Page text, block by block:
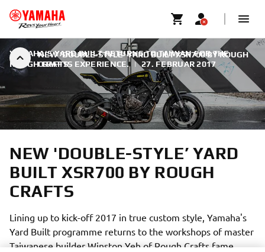
NEW 'DOUBLE-STYLE’ YARD BUILT XSR700 BY ROUGH
CRAFTS
YAMAHA'S YARD BUILT RETURNS TO TAIWAN FOR THE
ROUGH CRAFTS EXPERIENCE. | 27. FEBRUAR 2017
NEW 'DOUBLE-STYLE’ YARD
BUILT XSR700 BY ROUGH
CRAFTS
Lining up to kick-off 2017 in true custom style, Yamaha's
Yard Built programme returns to the workshops of master
Taiwanese builder Winston Yeh of Rough Crafts fame.